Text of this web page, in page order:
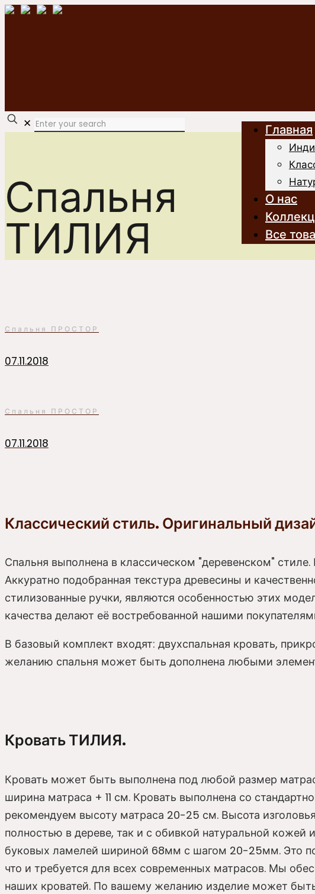
Главная
О нас
Все
✕
Спальня
ТИЛИЯ
Спальня ПРОСТОР
07.11.2018
Спальня ПРОСТОР
07.11.2018
Классический стиль. Оригинальный
Спальня выполнена в классическом "деревенском"
Аккуратно подобранная текстура древесины и
стилизованные ручки, являются особенностью этих
качества делают её востребованной нашими
В базовый комплект входят: двухспальная кровать,
желанию спальня может быть дополнена любыми
Кровать ТИЛИЯ.
Кровать может быть выполнена под любой размер
ширина матраса + 11 см. Кровать выполнена со
рекомендуем высоту матраса 20-25 см. Высота
полностью в дереве, так и с обивкой натуральной
буковых ламелей шириной 68мм с шагом 20-25мм. Это
что и требуется для всех современных матрасов. Мы
наших кроватей. По вашему желанию изделие может